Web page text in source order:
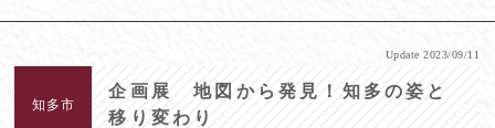
知多市
企画展 地図から発見！知多の姿と
移り変わり
Update2023/09/11